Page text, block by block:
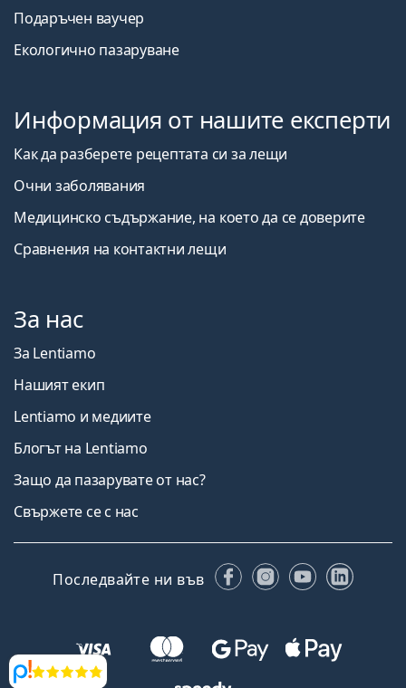
Прегледи
Подаръчен ваучер
Екологично пазаруване
Информация от нашите експерти
Как да разберете рецептата си за лещи
Очни заболявания
Медицинско съдържание, на което да се доверите
Сравнения на контактни лещи
За нас
За Lentiamo
Нашият екип
Lentiamo и медиите
Блогът на Lentiamo
Защо да пазарувате от нас?
Свържете се с нас
Последвайте ни във FacebookInstagram
YouTube